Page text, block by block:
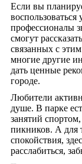
Если вы
профессионалы
смогут
связанных с
многие другие
дать ценные
городе.
Любители
душе. В парке
занятий
пикников. А для
спокойствия,
расслабиться,